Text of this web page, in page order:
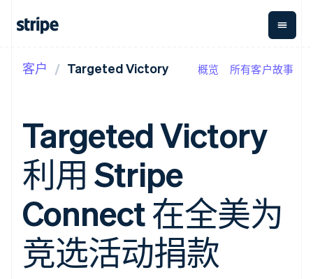
支付
在线支付
Payment links
无代码支付
Checkout
预构建支付界
Elements
灵活的 UI 组件
支付方式
支持 125 种以
上
营收
经常性收入
Metronome
按用量计费
Subscriptions
订阅管理
Invoicing
一次性或定期
账单
Tax
销售税和增值
税自动化
资金管
Payouts
平台
按企业阶段
按应用场景
智能体商务
加密货币
电子商务
嵌入式金融
财务自动化
全球化企业
应用内支付
文档
库与 SDK
Stripe Apps
接受线上付款
实施预置结账流程
构建平台或交易市场
管理订阅
提供按用量计费
学习
指南
支持
获取支持
托管支持方案
专业服务
客户 Targeted Victory 概览 所有客户故事
Targeted Victory
利用 Stripe
Connect 在全美为
竞选活动捐款